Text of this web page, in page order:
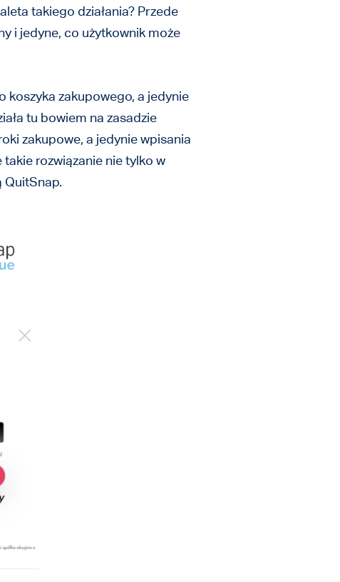
takiego działania? Przede
i jedyne, co użytkownik może
koszyka zakupowego, a jedynie
tu bowiem na zasadzie
zakupowe, a jedynie wpisania
rozwiązanie nie tylko w
QuitSnap.